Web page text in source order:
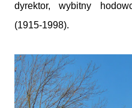
dyrektor, wybitny
(1915-1998).